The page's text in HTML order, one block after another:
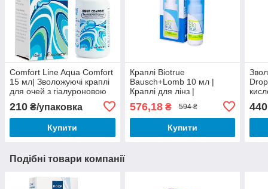
Comfort Line Aqua Comfort
15 мл| Зволожуючі краплі
для очей з гіалуроновою
210 ₴/упаковка
Купити
Краплі Biotrue
Bausch+Lomb 10 мл |
Краплі для лінз |
очей| Краплі з
гіалуроновою кислотою
576,18₴ 594 ₴
Купити
440
Подібні товари компанії